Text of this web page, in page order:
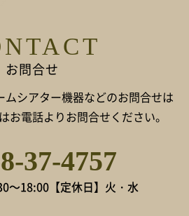
お問合せ
シアター機器などのお問合せは
お電話よりお問合せください。
37-4757
～18:00【定休日】火・水